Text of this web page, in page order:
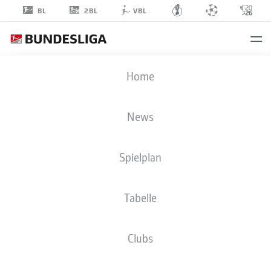
BL 2BL VBL
Home
News
Spielplan
Tabelle
Clubs